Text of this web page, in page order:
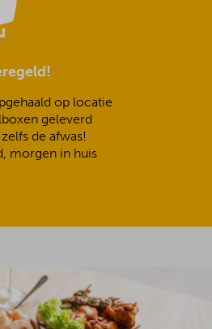
op locatie
geleverd
de afwas!
morgen in huis